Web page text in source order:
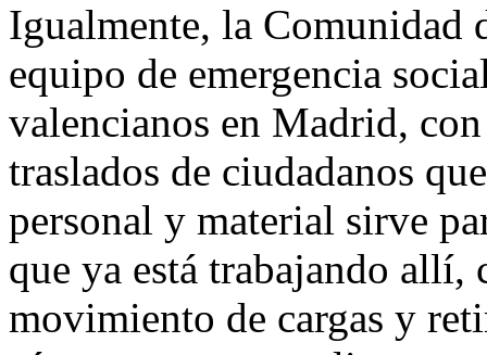
Igualmente, la Comunidad
equipo de emergencia
valencianos en Madrid,
traslados de ciudadanos
personal y material sirve
que ya está trabajando allí,
movimiento de cargas y